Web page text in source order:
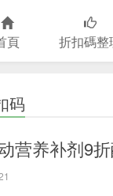
頁 折扣碼整
码
营养补剂9